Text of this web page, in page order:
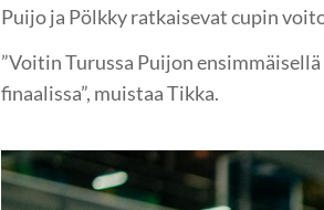
Puijo ja Pölkky ratkaisevat cupin
”Voitin Turussa Puijon
finaalissa”, muistaa Tikka.